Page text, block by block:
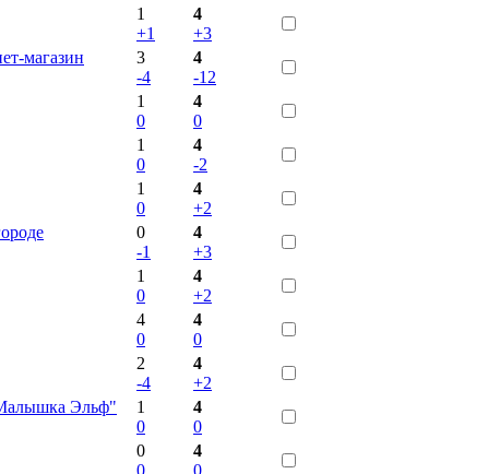
1
+1
4
+3
магазин
3
-4
4
-12
1
0
4
0
1
0
4
-2
1
0
4
+2
0
-1
4
+3
1
0
4
+2
4
0
4
0
2
-4
4
+2
Эльф"
1
0
4
0
0
0
4
0